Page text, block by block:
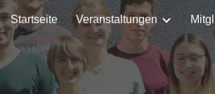
Skip to navigation
Startseite Veranstaltungen